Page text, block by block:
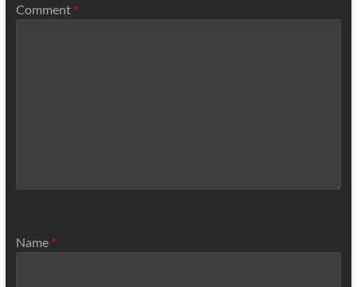
Comment *
Name *